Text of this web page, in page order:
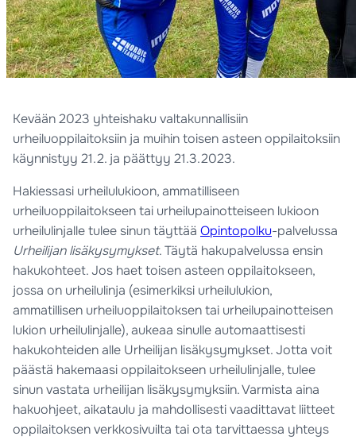
Kevään 2023 yhteishaku valtakunnallisiin
urheiluoppilaitoksiin ja muihin toisen asteen oppilaitoksiin
käynnistyy 21.2. ja päättyy 21.3.2023.
Hakiessasi urheilulukioon, ammatilliseen
urheiluoppilaitokseen tai urheilupainotteiseen lukioon
urheilulinjalle tulee sinun täyttää Opintopolku-palvelussa
Urheilijan lisäkysymykset. Täytä hakupalvelussa ensin
hakukohteet. Jos haet toisen asteen oppilaitokseen,
jossa on urheilulinja (esimerkiksi urheilulukion,
ammatillisen urheiluoppilaitoksen tai urheilupainotteisen
lukion urheilulinjalle), aukeaa sinulle automaattisesti
hakukohteiden alle Urheilijan lisäkysymykset. Jotta voit
päästä hakemaasi oppilaitokseen urheilulinjalle, tulee
sinun vastata urheilijan lisäkysymyksiin. Varmista aina
hakuohjeet, aikataulu ja mahdollisesti vaadittavat liitteet
oppilaitoksen verkkosivuilta tai ota tarvittaessa yhteys